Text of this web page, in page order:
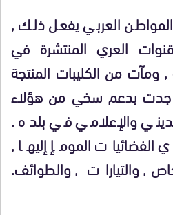
العربي يفعل ذلك ,
العري المنتشرة في
ومآت من الكليبات المنتجة
جدت بدعم سخي من هؤلاء
والإعلامي في بلده .
المومإ إليها ,
والتيارات , والطوائف.